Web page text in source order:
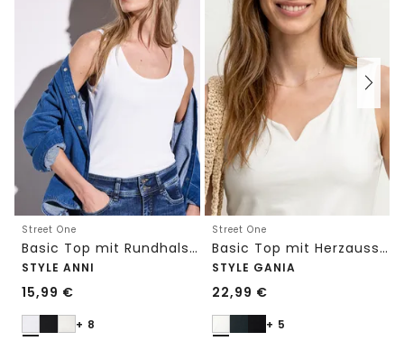
Street One
Basic Top mit Rundhals in Unifarbe
STYLE ANNI
15,99 €
+ 8
Street One
Basic Top mit Herzausschnitt
STYLE GANIA
22,99 €
+ 5